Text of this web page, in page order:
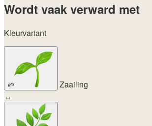
Wordt vaak verward met
Kleurvariant
🌱
Zaailing
↔